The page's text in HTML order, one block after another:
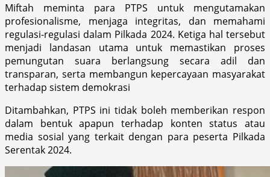
Miftah meminta para PTPS untuk mengutamakan
profesionalisme, menjaga integritas, dan memahami
regulasi-regulasi dalam Pilkada 2024. Ketiga hal tersebut
menjadi landasan utama untuk memastikan proses
pemungutan suara berlangsung secara adil dan
transparan, serta membangun kepercayaan masyarakat
terhadap sistem demokrasi
Ditambahkan, PTPS ini tidak boleh memberikan respon
dalam bentuk apapun terhadap konten status atau
media sosial yang terkait dengan para peserta Pilkada
Serentak 2024.